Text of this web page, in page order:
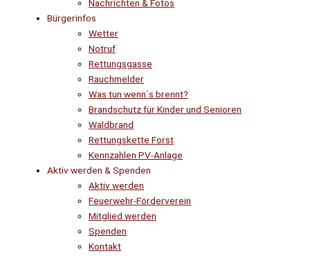
Nachrichten & Fotos
Bürgerinfos
Wetter
Notruf
Rettungsgasse
Rauchmelder
Was tun wenn´s brennt?
Brandschutz für Kinder und Senioren
Waldbrand
Rettungskette Forst
Kennzahlen PV-Anlage
Aktiv werden & Spenden
Aktiv werden
Feuerwehr-Förderverein
Mitglied werden
Spenden
Kontakt